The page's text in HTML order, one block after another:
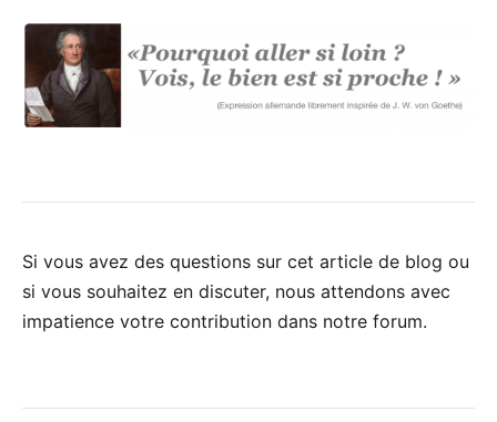
Si vous avez des questions sur cet article de blog ou
si vous souhaitez en discuter, nous attendons avec
impatience votre contribution dans notre forum.